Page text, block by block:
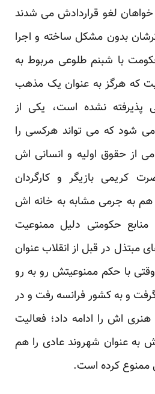
لغو قراردادش می شدند
بدون مشکل ساخته و اجرا
با شبنم طلوعی مربوط به
که هرگز به عنوان یک مذهب
پذیرفته نشده است، یکی از
شود که می تواند هرکسی را
از حقوق اولیه و انسانی اش
کریمی بازیگر و کارگردان
هم به جرمی مشابه به خانه اش
حکومتی دلیل ممنوعیت
مبتذل در قبل از انقلاب عنوان
با حکم ممنوعیتش رو به رو
و به کشور فرانسه رفت و در
اش را ادامه داد؛ فعالیت
به عنوان شهروند عادی را هم
ممنوع کرده است.